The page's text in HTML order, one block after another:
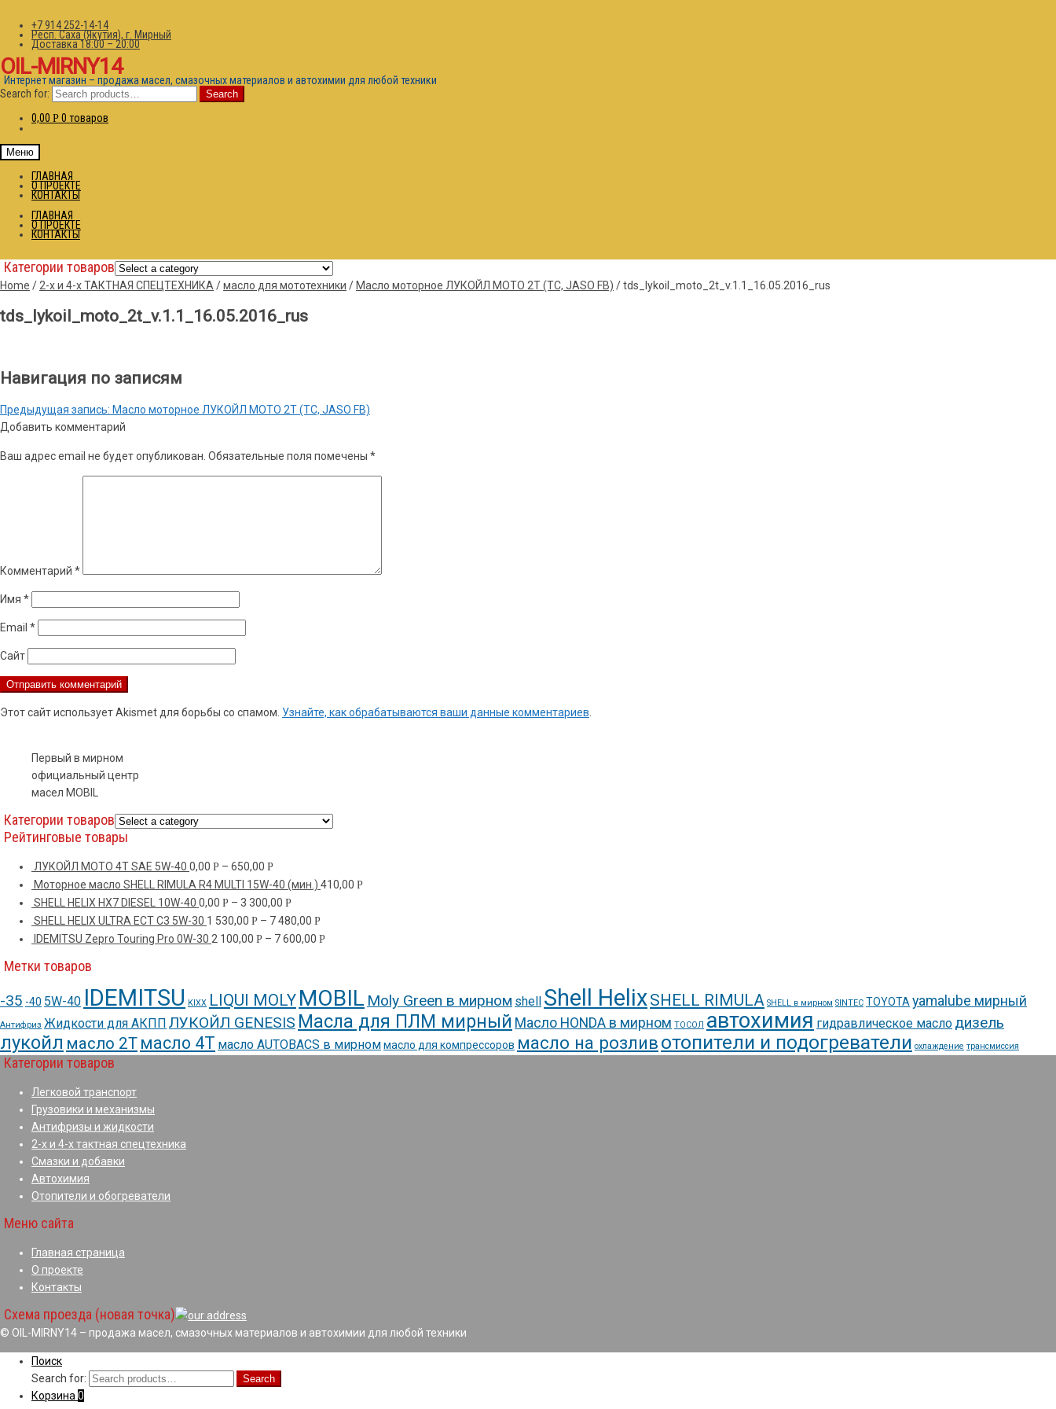
+7 914 252-14-14
Респ. Саха (Якутия), г. Мирный
Доставка 18:00 – 20:00
OIL-MIRNY14
Интернет магазин – продажа масел, смазочных материалов и автохимии для любой техники
Search for:
Search
0,00 Р 0 товаров
Меню
ГЛАВНАЯ
О ПРОЕКТЕ
КОНТАКТЫ
ГЛАВНАЯ
О ПРОЕКТЕ
КОНТАКТЫ
Категории товаров
Home / 2-х и 4-х ТАКТНАЯ СПЕЦТЕХНИКА /масло для мототехники / Масло моторное ЛУКОЙЛ МОТО 2T (ТС, JASO FB) /tds_lykoil_moto_2t_v.1.1_16.05.2016_rus
tds_lykoil_moto_2t_v.1.1_16.05.2016_rus
Навигация по записям
Предыдущая запись: Масло моторное ЛУКОЙЛ МОТО 2T (ТС, JASO FB)
Добавить комментарий
Ваш адрес email не будет опубликован. Обязательные поля помечены *
Комментарий *
Имя *
Email *
Сайт
Этот сайт использует Akismet для борьбы со спамом. Узнайте, как обрабатываются ваши данные комментариев
Первый в мирном
официальный центр
масел MOBIL
Категории товаров
Рейтинговые товары
ЛУКОЙЛ МОТО 4Т SAE 5W-40 0,00 Р – 650,00 Р
Моторное масло SHELL RIMULA R4 MULTI 15W-40 (мин.) 410,00 Р
SHELL HELIX HX7 DIESEL 10W-40 0,00 Р – 3 300,00 Р
SHELL HELIX ULTRA ECT C3 5W-30 1 530,00 Р – 7 480,00 Р
IDEMITSU Zepro Touring Pro 0W-30 2 100,00 Р – 7 600,00 Р
Метки товаров
-35 -40 5W-40 IDEMITSU KIXX LIQUI MOLY MOBIL Moly Green в мирном shell Shell HelixSHELL RIMULA SHELL в мирном SINTEC TOYOTA yamalube мирный
Антифриз Жидкости для АКПП ЛУКОЙЛ GENESIS Масла для ПЛМ мирный Масло HONDA в мирном ТОСОЛ автохимия гидравлическое масло дизель
лукойл масло 2Т масло 4Т масло AUTOBACS в мирноммасло для компрессоров масло на розливотопители и подогреватели охлаждение трансмиссия
Категории товаров
Легковой транспорт
Грузовики и механизмы
Антифризы и жидкости
2-х и 4-х тактная спецтехника
Смазки и добавки
Автохимия
Отопители и обогреватели
Меню сайта
Главная страница
О проекте
Контакты
Схема проезда (новая точка)
© OIL-MIRNY14 – продажа масел, смазочных материалов и автохимии для любой техники
Поиск
Search for:
Search
Корзина 0